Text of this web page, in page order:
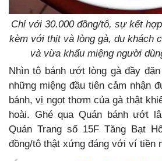
Chỉ với 30.000 đồng/tô, sự kết
kèm với thịt và lòng gà, du khách
và vừa khẩu miệng người
Nhìn tô bánh ướt lòng gà đầy
những miệng đầu tiên cảm nhận
bánh, vị ngọt thơm của gà thật
hoài. Ghé qua Quán bánh ướt
Quán Trang số 15F Tăng Bạt
đồng/tô thật xứng đáng với ví tiền